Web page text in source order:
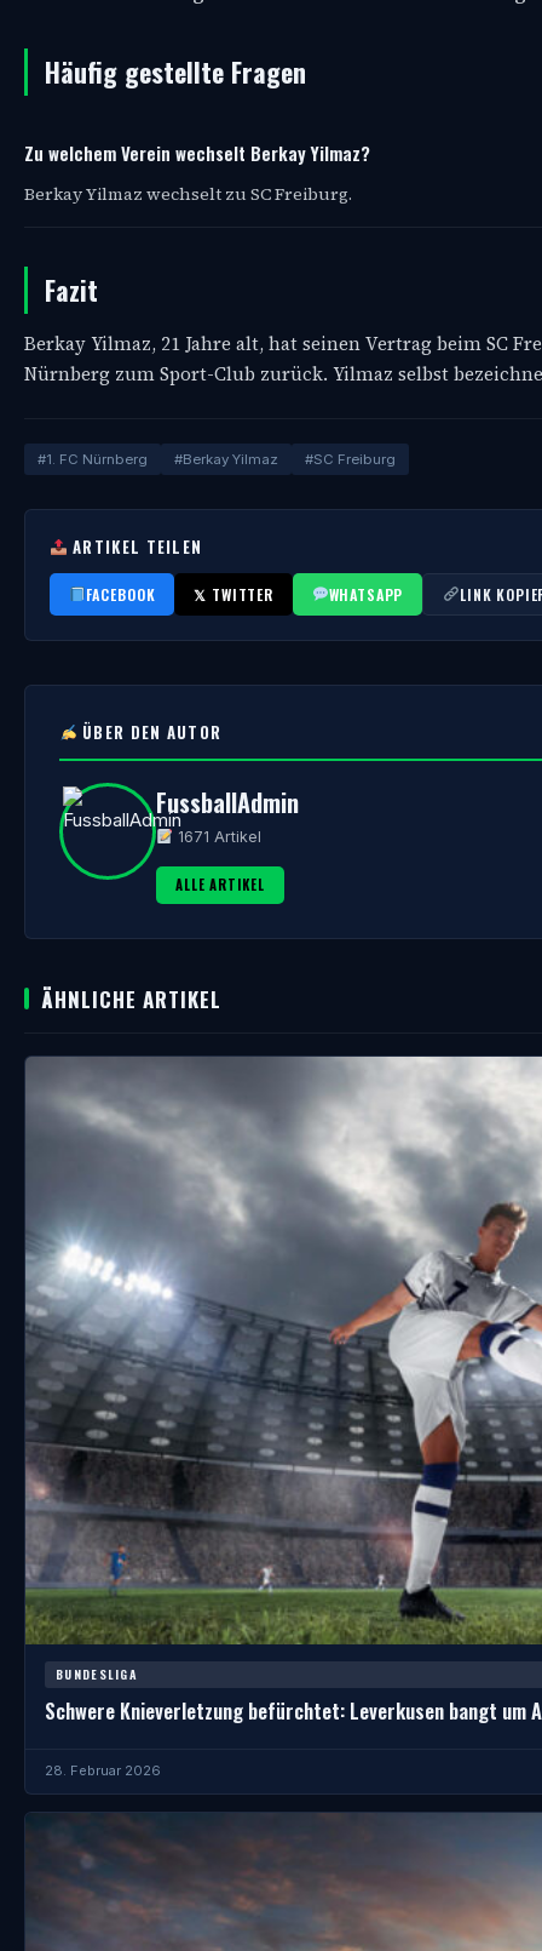
Häufig gestellte Fragen
Zu welchem Verein wechselt Berkay Yilmaz?
Berkay Yilmaz wechselt zu SC Freiburg.
Fazit
Berkay Yilmaz, 21 Jahre alt, hat seinen Vertrag beim SC
Nürnberg zum Sport-Club zurück. Yilmaz selbst
#1. FC Nürnberg #Berkay Yilmaz #SC Freiburg
ARTIKEL TEILEN
FACEBOOK 𝕏 TWITTER WHATSAPP LINK
ÜBER DEN AUTOR
FussballAdmin
1671 Artikel
ALLE ARTIKEL
ÄHNLICHE ARTIKEL
BUNDESLIGA
Schwere Knieverletzung befürchtet: Leverkusen bangt um
28. Februar 2026